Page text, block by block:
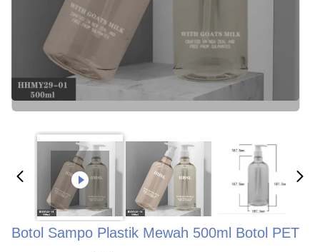
Botol Sampo Plastik Mewah 500ml Botol PET